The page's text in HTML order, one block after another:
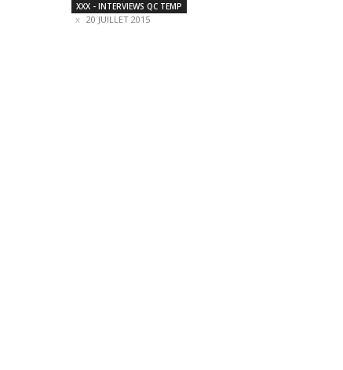
XXX - INTERVIEWS QC TEMP
20 JUILLET 2015